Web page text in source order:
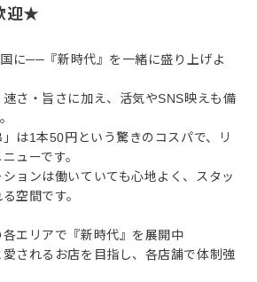
迎★
に──『新時代』を一緒に盛り上げよ
速さ・旨さに加え、活気やSNS映えも備
は1本50円という驚きのコスパで、リ
ューです。
ョンは働いていても心地よく、スタッ
空間です。
エリアで『新時代』を展開中
されるお店を目指し、各店舗で体制強